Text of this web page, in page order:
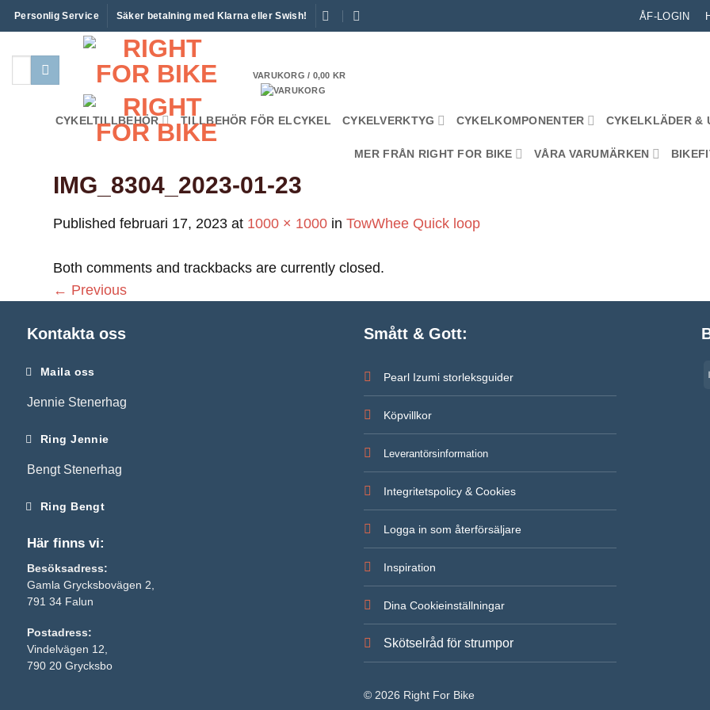
Skip
to
content
Personlig Service Säker betalning med Klarna eller Swish! ÅF-LOGIN
VARUKORG / 0,00 KR
CYKELTILLBEHÖR TILLBEHÖR FÖR ELCYKEL CYKELVERKTYG CYKELKOMPONENTER CYKELKLÄDER &
MER FRÅN RIGHT FOR BIKE VÅRA VARUMÄRKEN
IMG_8304_2023-01-23
Publishedfebruari 17, 2023 at 1000 × 1000 inTowWhee Quick loop
Both comments and trackbacks are currently closed.
← Previous
Kontakta oss
Maila oss
Jennie Stenerhag
Ring Jennie
Bengt Stenerhag
Ring Bengt
Här finns vi:
Besöksadress:
Gamla Grycksbovägen 2,
791 34 Falun
Postadress:
Vindelvägen 12,
790 20 Grycksbo
Smått & Gott:
Pearl Izumi storleksguider
Köpvillkor
Leverantörsinformation
Integritetspolicy & Cookies
Logga in som återförsäljare
Inspiration
Dina Cookieinställningar
Skötselråd för strumpor
© 2026 Right For Bike
Nödvändiga
Dessa kakor